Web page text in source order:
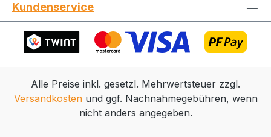
Kundenservice
Alle Preise inkl. gesetzl. Mehrwertsteuer zzgl.
Versandkostenund ggf. Nachnahmegebühren, wenn
nicht anders angegeben.